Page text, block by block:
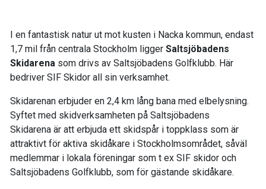
I en fantastisk natur ut mot kusten i Nacka kommun, endast
1,7 mil från centrala Stockholm ligger Saltsjöbadens
Skidarena som drivs av Saltsjöbadens Golfklubb. Här
bedriver SIF Skidor all sin verksamhet.
Skidarenan erbjuder en 2,4 km lång bana med elbelysning.
Syftet med skidverksamheten på Saltsjöbadens
Skidarena är att erbjuda ett skidspår i toppklass som är
attraktivt för aktiva skidåkare i Stockholmsområdet, såväl
medlemmar i lokala föreningar som t ex SIF skidor och
Saltsjöbadens Golfklubb, som för gästande skidåkare.